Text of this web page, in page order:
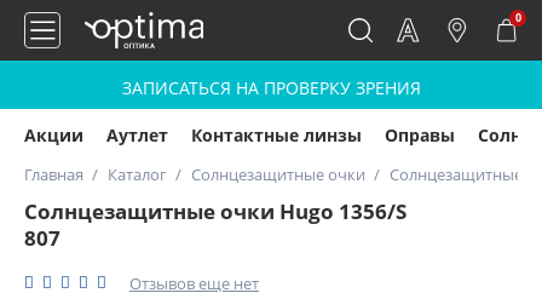
0
ЗАПИСАТЬСЯ НА ПРОВЕРКУ ЗРЕНИЯ
Акции Аутлет Контактные линзы Оправы
Главная Каталог Солнцезащитные очки Солнцезащитные
Солнцезащитные очки Hugo 1356/S
807
Отзывов еще нет